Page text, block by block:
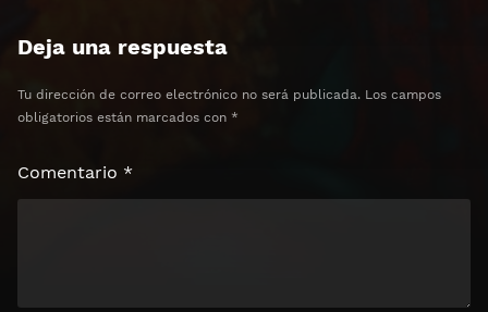
Deja una respuesta
Tu dirección de correo electrónico no será publicada. Los campos
obligatorios están marcados con *
Comentario *